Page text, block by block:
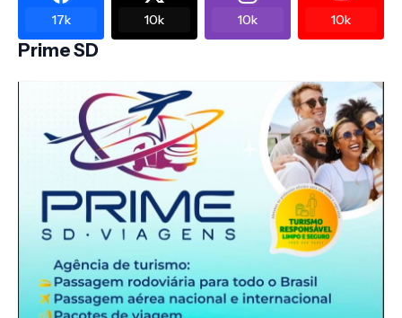
17k 10k 10k 10k
Prime SD